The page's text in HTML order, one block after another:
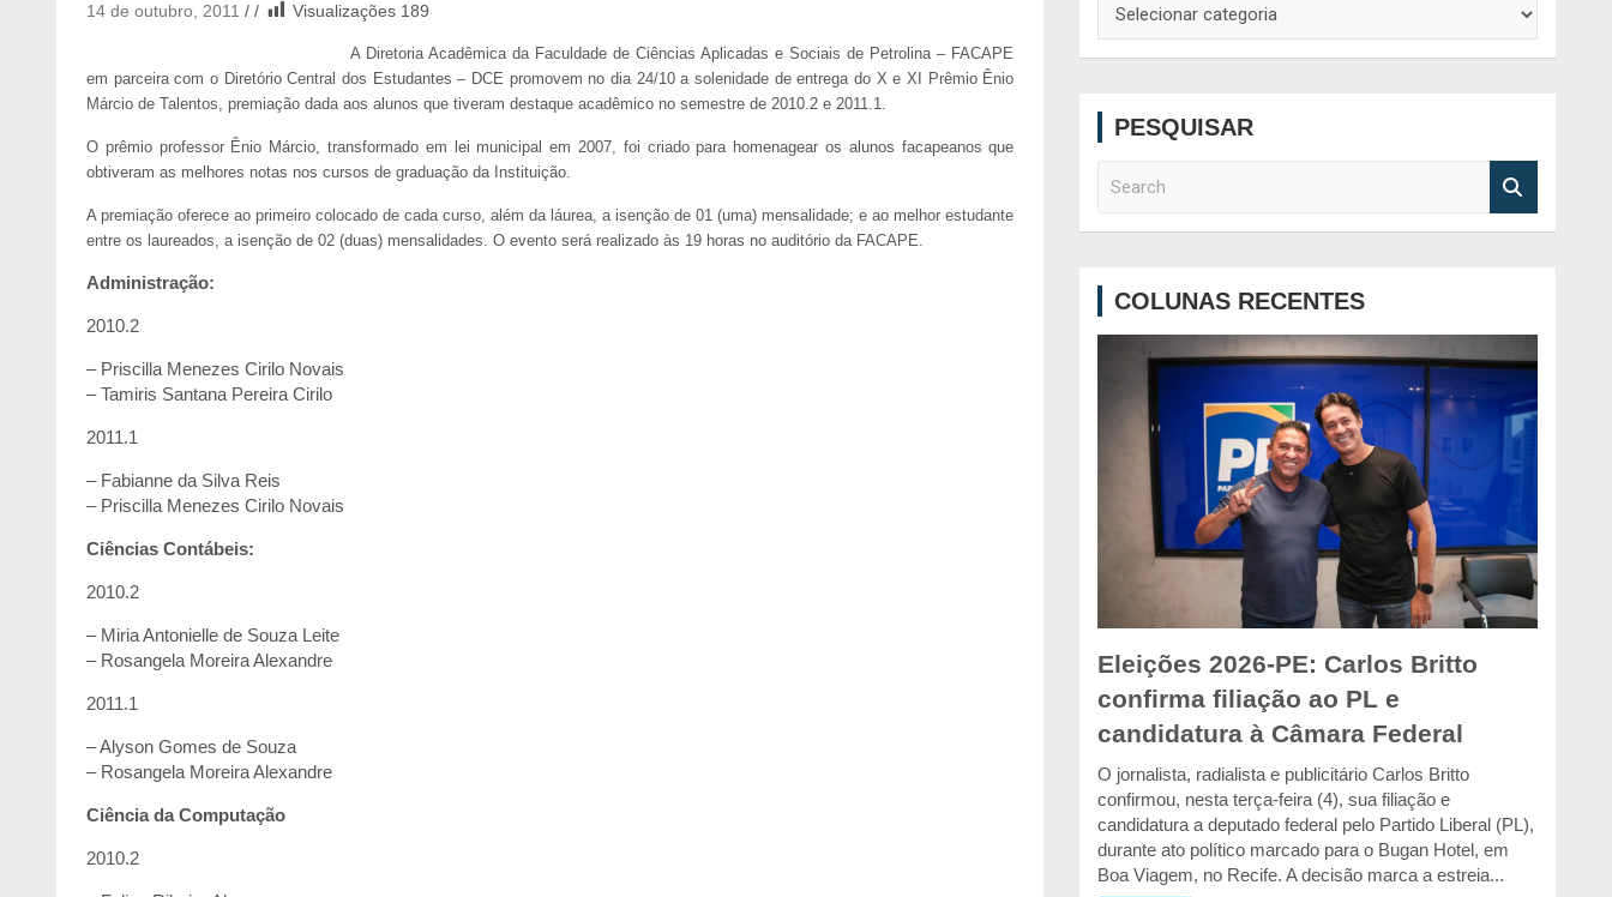
14 de outubro, 2011 Visualizações 189
A Diretoria Acadêmica da Faculdade de Ciências Aplicadas e Sociais de Petrolina – FACAPE
em parceira com o Diretório Central dos Estudantes – DCE promovem no dia 24/10 a solenidade de entrega do X e XI Prêmio Ênio
Márcio de Talentos, premiação dada aos alunos que tiveram destaque acadêmico no semestre de 2010.2 e 2011.1.
O prêmio professor Ênio Márcio, transformado em lei municipal em 2007, foi criado para homenagear os alunos facapeanos que
obtiveram as melhores notas nos cursos de graduação da Instituição.
A premiação oferece ao primeiro colocado de cada curso, além da láurea, a isenção de 01 (uma) mensalidade; e ao melhor estudante
entre os laureados, a isenção de 02 (duas) mensalidades. O evento será realizado às 19 horas no auditório da FACAPE.
Administração:
2010.2
– Priscilla Menezes Cirilo Novais
– Tamiris Santana Pereira Cirilo
2011.1
– Fabianne da Silva Reis
– Priscilla Menezes Cirilo Novais
Ciências Contábeis:
2010.2
– Miria Antonielle de Souza Leite
– Rosangela Moreira Alexandre
2011.1
– Alyson Gomes de Souza
– Rosangela Moreira Alexandre
Ciência da Computação
2010.2
PESQUISAR
COLUNAS RECENTES
Eleições 2026-PE: Carlos Britto
confirma filiação ao PL e
candidatura à Câmara Federal
O jornalista, radialista e publicitário Carlos Britto
confirmou, nesta terça-feira (4), sua filiação e
candidatura a deputado federal pelo Partido Liberal (PL),
durante ato político marcado para o Bugan Hotel, em
Boa Viagem, no Recife. A decisão marca a estreia...